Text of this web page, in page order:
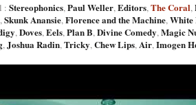
: Stereophonics,Paul Weller,Editors,The Coral,
,Skunk Anansie,Florence and the Machine,White
,Doves,Eels,Plan B,Divine Comedy,Magic
,Joshua Radin,Tricky,Chew Lips,Air,Imogen